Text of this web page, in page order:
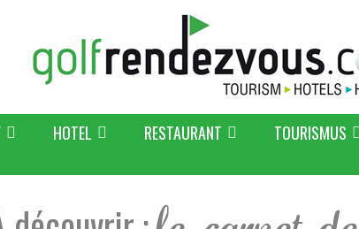
HOTEL RESTAURANT TOURISMUS